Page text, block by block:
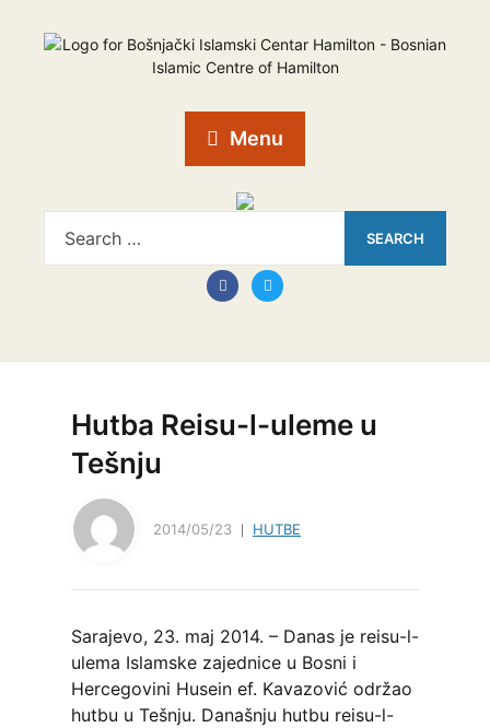
Menu
Hutba Reisu-l-uleme u
Tešnju
2014/05/23 HUTBE
Sarajevo, 23. maj 2014. – Danas je reisu-l-
ulema Islamske zajednice u Bosni i
Hercegovini Husein ef. Kavazović održao
hutbu u Tešnju. Današnju hutbu reisu-l-